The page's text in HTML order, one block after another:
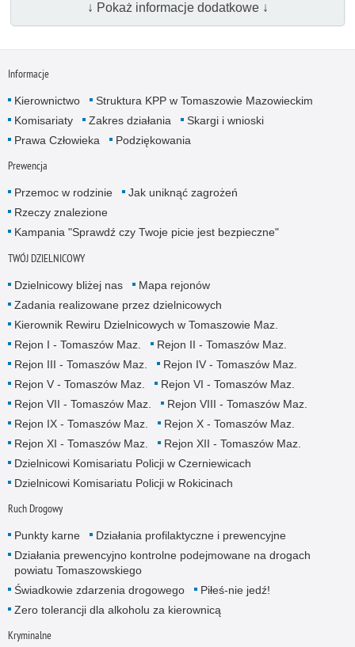
↓ Pokaż informacje dodatkowe ↓
Informacje
Kierownictwo
Struktura KPP w Tomaszowie Mazowieckim
Komisariaty
Zakres działania
Skargi i wnioski
Prawa Człowieka
Podziękowania
Prewencja
Przemoc w rodzinie
Jak uniknąć zagrożeń
Rzeczy znalezione
Kampania "Sprawdź czy Twoje picie jest bezpieczne"
TWÓJ DZIELNICOWY
Dzielnicowy bliżej nas
Mapa rejonów
Zadania realizowane przez dzielnicowych
Kierownik Rewiru Dzielnicowych w Tomaszowie Maz.
Rejon I - Tomaszów Maz.
Rejon II - Tomaszów Maz.
Rejon III - Tomaszów Maz.
Rejon IV - Tomaszów Maz.
Rejon V - Tomaszów Maz.
Rejon VI - Tomaszów Maz.
Rejon VII - Tomaszów Maz.
Rejon VIII - Tomaszów Maz.
Rejon IX - Tomaszów Maz.
Rejon X - Tomaszów Maz.
Rejon XI - Tomaszów Maz.
Rejon XII - Tomaszów Maz.
Dzielnicowi Komisariatu Policji w Czerniewicach
Dzielnicowi Komisariatu Policji w Rokicinach
Ruch Drogowy
Punkty karne
Działania profilaktyczne i prewencyjne
Działania prewencyjno kontrolne podejmowane na drogach
powiatu Tomaszowskiego
Świadkowie zdarzenia drogowego
Piłeś-nie jedź!
Zero tolerancji dla alkoholu za kierownicą
Kryminalne